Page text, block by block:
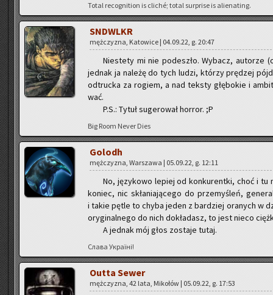
Total re­co­gni­tion is cliché; total sur­pri­se is alie­na­ting.
SNDWLKR
męż­czy­zna, Ka­to­wi­ce | 04.09.22, g. 20:47
Nie­ste­ty mi nie po­de­szło. Wy­bacz, au­to­rze
jed­nak ja na­le­żę do tych ludzi, któ­rzy prę­dzej
od­truc­ka za ro­giem, a nad tek­sty głę­bo­kie i
wać.
P.S.: Tytuł su­ge­ro­wał hor­ror. ;P
Big Room Never Dies
Go­lodh
męż­czy­zna, War­sza­wa | 05.09.22, g. 12:11
No, ję­zy­ko­wo le­piej od kon­ku­rent­ki, choć i tu
ko­niec, nic skła­nia­ją­ce­go do prze­my­śleń,
i takie pętle to chyba jeden z bar­dziej ora­nych w
ory­gi­nal­ne­go do nich do­kła­dasz, to jest nieco
A jed­nak mój głos zo­sta­je tutaj.
Слава Україні!
Outta Sewer
męż­czy­zna, 42 lata, Mi­ko­łów | 05.09.22, g. 17:53